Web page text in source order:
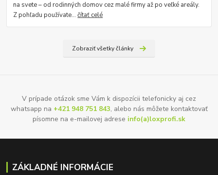
na svete – od rodinných domov cez malé firmy až po veľké areály.
Z pohľadu používate...čítať celé
Zobraziť všetky články
V prípade otázok sme Vám k dispozícii telefonicky aj cez
whatsapp na +421 948 751 843, alebo nás môžete kontaktovať
písomne na e-mailovej adrese info(a)loxprofi.sk
ZÁKLADNÉ INFORMÁCIE